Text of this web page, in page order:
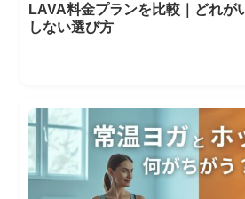
LAVA料金プランを比較｜どれが
しない選び方